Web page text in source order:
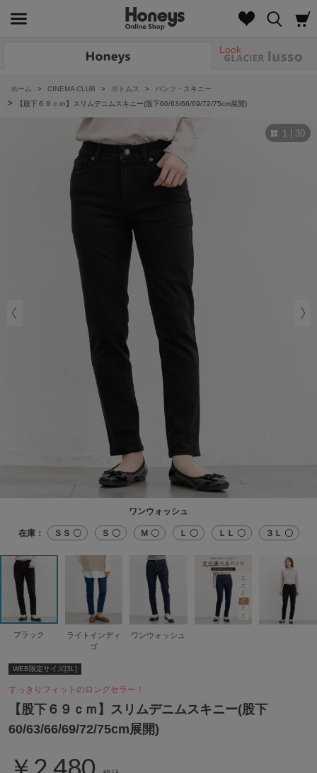
Look
ホーム > CINEMA CLUB > ボトムス > パンツ・スキニー
> 【股下６９ｃｍ】スリムデニムスキニー(股下60/63/66/69/72/75cm展開)
1 | 30
ワンウォッシュ
在庫： ＳＳ 〇 Ｓ 〇 Ｍ 〇 Ｌ 〇 ＬＬ 〇 ３Ｌ 〇
ブラック
ライトインディ
ゴ
ワンウォッシュ
WEB限定サイズ[3L]
すっきりフィットのロングセラー！
【股下６９ｃｍ】スリムデニムスキニー(股下
60/63/66/69/72/75cm展開)
￥2,480